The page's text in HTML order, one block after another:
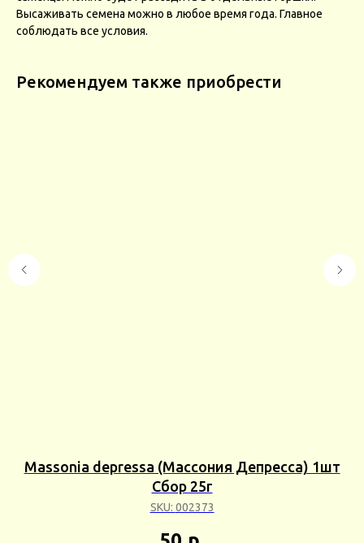
Высаживать семена можно в любое время года. Главное
соблюдать все условия.
Рекомендуем также приобрести
Massonia depressa (Массония Депресса) 1шт
Сбор 25г
SKU: 002373